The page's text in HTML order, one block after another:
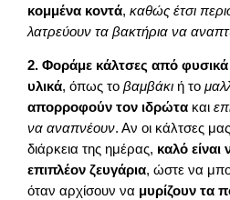
κομμένα κοντά,καθώς έτσι
λατρεύουν τα βακτήρια να
2. Φοράμε κάλτσες από φυσικά
υλικά, όπως τοβαμβάκι ή το
απορροφούν τον ιδρώτα και
να αναπνέουν. Αν οι κάλτσες
διάρκεια της ημέρας, καλό είναι
επιπλέον ζευγάρια, ώστε να
όταν αρχίσουν να μυρίζουν τα